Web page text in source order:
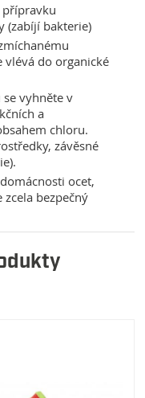
(zabíjí bakterie)
vlévá do organické
vyhněte v
a
chloru.
závěsné
ocet,
bezpečný